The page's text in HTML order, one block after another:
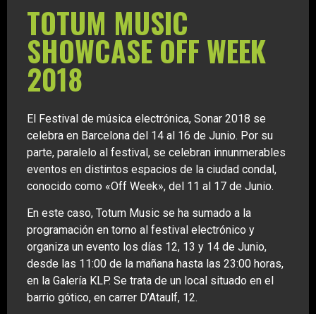
TOTUM MUSIC
SHOWCASE OFF WEEK
2018
El Festival de música electrónica, Sonar 2018 se
celebra en Barcelona del 14 al 16 de Junio. Por su
parte, paralelo al festival, se celebran innunmerables
eventos en distintos espacios de la ciudad condal,
conocido como «Off Week», del 11 al 17 de Junio.
En este caso, Totum Music se ha sumado a la
programación en torno al festival electrónico y
organiza un evento los días 12, 13 y 14 de Junio,
desde las 11:00 de la mañana hasta las 23:00 horas,
en la Galería KLP. Se trata de un local situado en el
barrio gótico, en carrer D’Ataulf, 12.